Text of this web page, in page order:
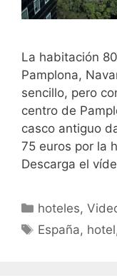
La habitación
Pamplona,
sencillo, pero
centro de
casco antiguo
75 euros por la
Descarga el
Categorías
hoteles,
Etiquetas
España, hotel